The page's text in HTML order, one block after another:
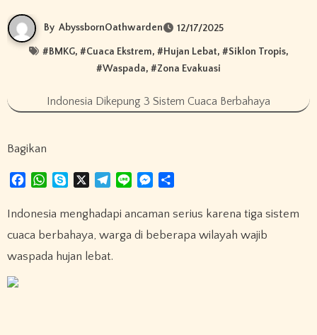
By AbyssbornOathwarden 12/17/2025
#BMKG, #Cuaca Ekstrem, #Hujan Lebat, #Siklon Tropis,
#Waspada, #Zona Evakuasi
Indonesia Dikepung 3 Sistem Cuaca Berbahaya
Bagikan
c
b
o
W
a
s
A
y
p
e
l
g
r
n
M
s
e
a
e
Indonesia menghadapi ancaman serius karena tiga sistem
cuaca berbahaya, warga di beberapa wilayah wajib
waspada hujan lebat.